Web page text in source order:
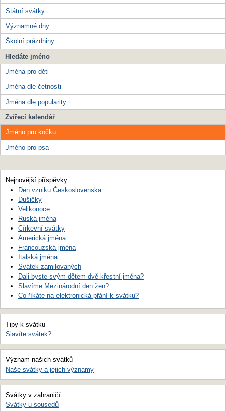
Státní svátky
Významné dny
Školní prázdniny
Hledáte jméno
Jména pro děti
Jména dle četnosti
Jména dle popularity
Zvířecí kalendář
Jméno pro kočku
Jméno pro psa
Nejnovější příspěvky
Den vzniku Československa
Dušičky
Velikonoce
Ruská jména
Církevní svátky
Americká jména
Francouzská jména
Italská jména
Svátek zamilovaných
Dali byste svým dětem dvě křestní jména?
Slavíme Mezinárodní den žen?
Co říkáte na elektronická přání k svátku?
Tipy k svátku
Slavíte svátek?
Význam našich svátků
Naše svátky a jejich významy
Svátky v zahraničí
Svátky u sousedů